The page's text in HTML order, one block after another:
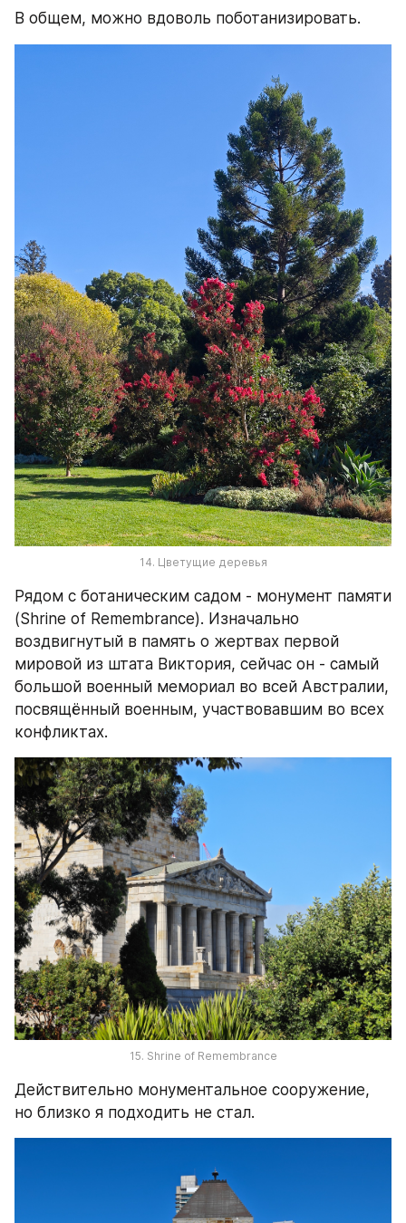
В общем, можно вдоволь поботанизировать.
14. Цветущие деревья
Рядом с ботаническим садом - монумент памяти
(Shrine of Remembrance). Изначально
воздвигнутый в память о жертвах первой
мировой из штата Виктория, сейчас он - самый
большой военный мемориал во всей Австралии,
посвящённый военным, участвовавшим во всех
конфликтах.
15. Shrine of Remembrance
Действительно монументальное сооружение,
но близко я подходить не стал.